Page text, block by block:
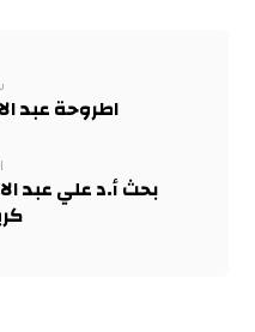
اطروحة عبد
بحث أ.د علي عبد